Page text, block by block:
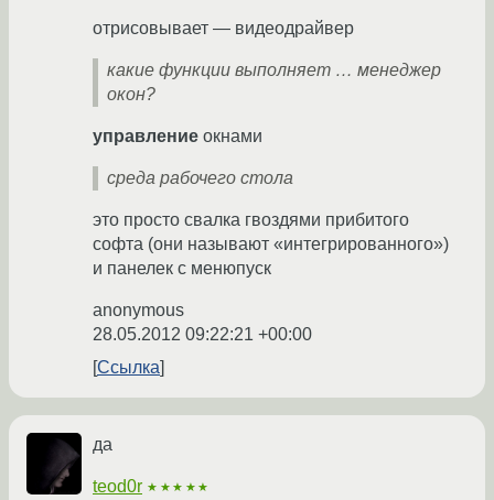
отрисовывает — видеодрайвер
какие функции выполняет … менеджер
окон?
управление окнами
среда рабочего стола
это просто свалка гвоздями прибитого
софта (они называют «интегрированного»)
и панелек с менюпуск
anonymous
28.05.2012 09:22:21 +00:00
Ссылка
да
teod0r ★★★★★